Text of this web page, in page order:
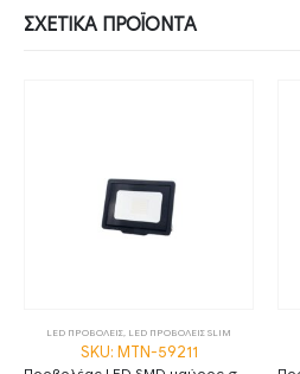
ΣΧΕΤΙΚΆ ΠΡΟΪΌΝΤΑ
LED ΠΡΟΒΟΛΕΙΣ LED ΠΡΟΒΟΛΕΙΣ SLIM
SKU: MTN-59211